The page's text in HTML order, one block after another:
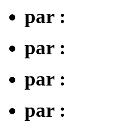
par :
par :
par :
par :